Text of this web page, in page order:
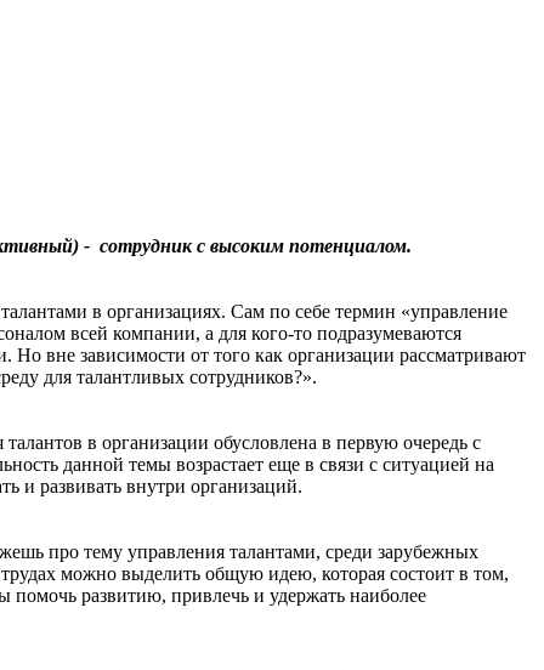
- сотрудник с высоким потенциалом.
в организациях. Сам по себе термин «управление
всей компании, а для кого-то подразумеваются
вне зависимости от того как организации рассматривают
для талантливых сотрудников?».
в организации обусловлена в первую очередь с
данной темы возрастает еще в связи с ситуацией на
и развивать внутри организаций.
про тему управления талантами, среди зарубежных
можно выделить общую идею, которая состоит в том,
развитию, привлечь и удержать наиболее